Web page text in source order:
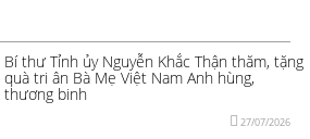
Bí thư Tỉnh ủy Nguyễn Khắc Thận thăm, tặng
quà tri ân Bà Mẹ Việt Nam Anh hùng,
thương binh
27/07/2026